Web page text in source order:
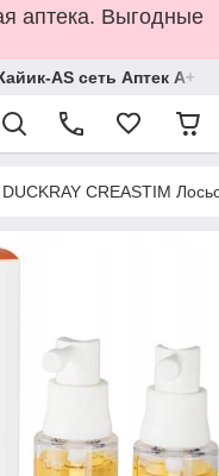
аптека. Выгодные
AS сеть Аптек А+
DUCKRAY CREASTIM